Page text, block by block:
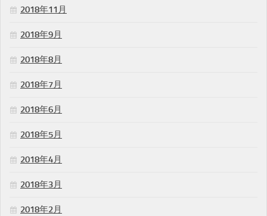
2018年11月
2018年9月
2018年8月
2018年7月
2018年6月
2018年5月
2018年4月
2018年3月
2018年2月